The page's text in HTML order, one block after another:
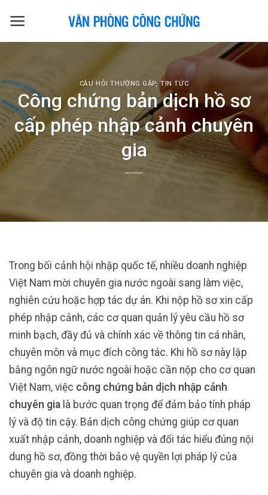
CÂU HỎI THƯỜNG GẶP,TIN TỨC
Công chứng bản dịch hồ sơ
cấp phép nhập cảnh chuyên
gia
Trong bối cảnh hội nhập quốc tế, nhiều doanh nghiệp
Việt Nam mời chuyên gia nước ngoài sang làm việc,
nghiên cứu hoặc hợp tác dự án. Khi nộp hồ sơ xin cấp
phép nhập cảnh, các cơ quan quản lý yêu cầu hồ sơ
minh bạch, đầy đủ và chính xác về thông tin cá nhân,
chuyên môn và mục đích công tác. Khi hồ sơ này lập
bằng ngôn ngữ nước ngoài hoặc cần nộp cho cơ quan
Việt Nam, việc công chứng bản dịch nhập cảnh
chuyên gia là bước quan trọng để đảm bảo tính pháp
lý và độ tin cậy. Bản dịch công chứng giúp cơ quan
xuất nhập cảnh, doanh nghiệp và đối tác hiểu đúng nội
dung hồ sơ, đồng thời bảo vệ quyền lợi pháp lý của
chuyên gia và doanh nghiệp.